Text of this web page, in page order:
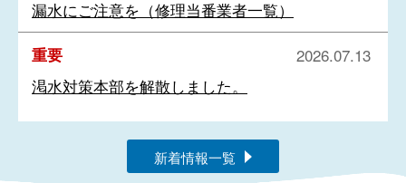
漏水にご注意を（修理当番業者一覧）
重要
2026.07.13
渇水対策本部を解散しました。
新着情報一覧